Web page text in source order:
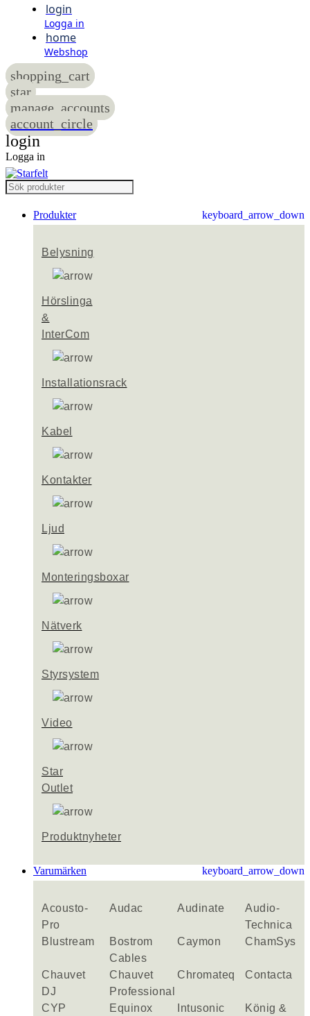
login
Logga in
home
Webshop
shopping_cart
star
manage_accounts
account_circle
login
Logga in
Produkter keyboard_arrow_down
Belysning
Hörslinga
&
InterCom
Installationsrack
Kabel
Kontakter
Ljud
Monteringsboxar
Nätverk
Styrsystem
Video
Star
Outlet
Produktnyheter
Varumärken keyboard_arrow_down
Acousto-
Pro
Audac Audinate
Audio-
Technica
Blustream
Bostrom
Cables
Caymon ChamSys
Chauvet
DJ
Chauvet
Professional
Chromateq Contacta
CYP Equinox Intusonic
König &